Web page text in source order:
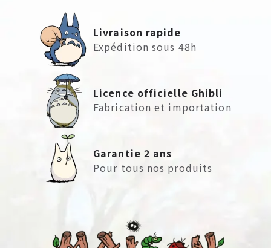
Livraison rapide
Expédition sous 48h
Licence officielle Ghibli
Fabrication et importation
Garantie 2 ans
Pour tous nos produits